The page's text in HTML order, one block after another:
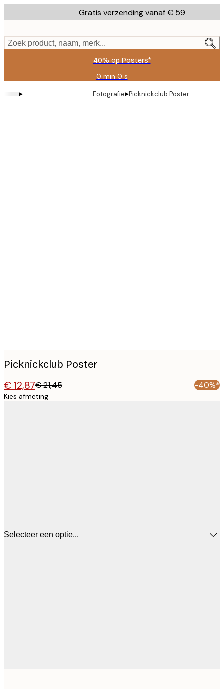
to
content.
Gratis verzending vanaf € 59
Zoek product, naam, merk...
40% op Posters*
0 min 0 s
Geldig
tot:
2026-
▸ Fotografie▸Picknickclub Poster
Picknickclub Poster
€ 12,87€ 21,45 -40%*
Kies afmeting
Selecteer een optie...